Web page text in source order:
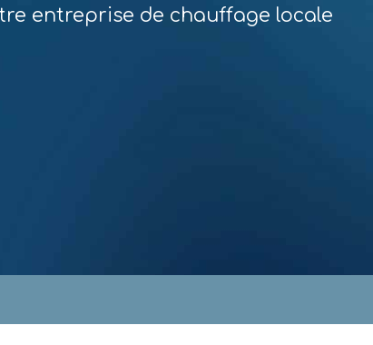
entreprise de chauffage locale